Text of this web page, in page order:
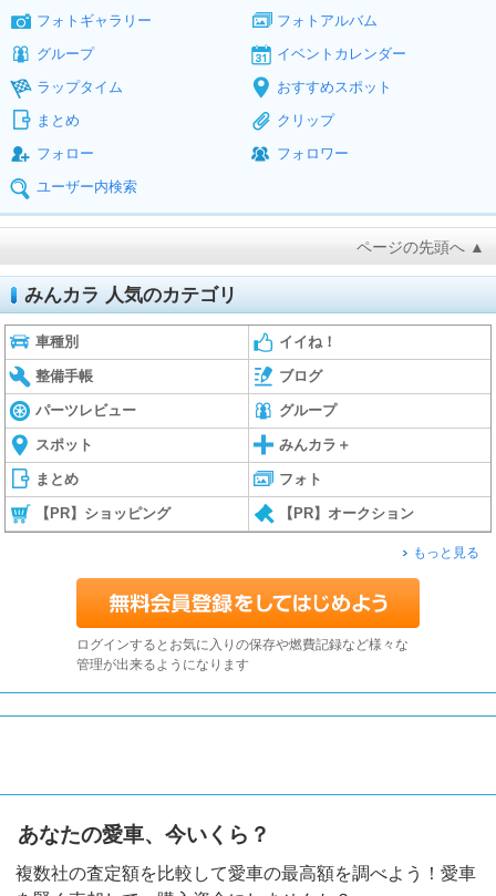
フォトギャラリー
フォトアルバム
グループ
イベントカレンダー
ラップタイム
おすすめスポット
まとめ
クリップ
フォロー
フォロワー
ユーザー内検索
ページの先頭へ ▲
みんカラ 人気のカテゴリ
車種別 イイね！
整備手帳 ブログ
パーツレビュー グループ
スポット みんカラ＋
まとめ フォト
【PR】ショッピング 【PR】オークション
もっと見る
ログインするとお気に入りの保存や燃費記録など様々な
管理が出来るようになります
あなたの愛車、今いくら？
複数社の査定額を比較して愛車の最高額を調べよう！愛車